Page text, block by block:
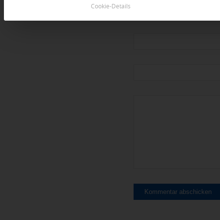
Cookie-Details